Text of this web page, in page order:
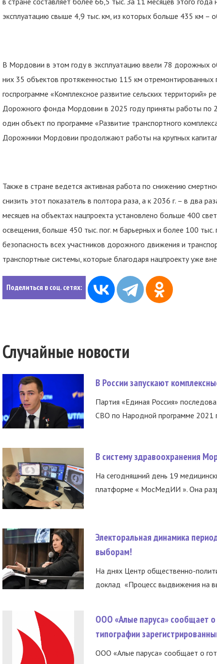
эксплуатацию свыше 4,9 тыс. км, из которых больше 435 км –
В Мордовии в этом году в эксплуатацию ввели 78 дорожных
них 35 объектов протяженностью 115 км отремонтированных
госпрограмме «Комплексное развитие сельских территорий»
Дорожного фонда Мордовии в 2025 году приняты работы по
один объект по программе «Развитие транспортного
Дорожники Мордовии продолжают работы на крупных
Также в стране ведется активная работа по снижению
снизить этот показатель в полтора раза, а к 2036 г. – в два
месяцев на объектах нацпроекта установлено больше 400
освещения, больше 450 тыс. пог. м барьерных и более 100
безопасность всех участников дорожного движения и
транспортные системы, которые благодаря нацпроекту уже
Поделиться в соц. сетях:
Случайные новости
В России запускают
Партия «Единая Россия»
СВО по Народной программе 2021
В систему здравоохранения
На сегодняшний день 19
платформе « МосМедИИ ». Она
Электоральная динамика
выборам!
На днях Центр общественно-
доклад «Процесс выдвижения на
ООО «Алые паруса» сообщает о
типографии
ООО «Алые паруса» сообщает о